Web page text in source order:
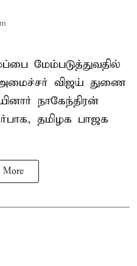
மேம்படுத்துவதில்
விஜய் துணை
நாகேந்திரன்
தமிழக பாஜக
More